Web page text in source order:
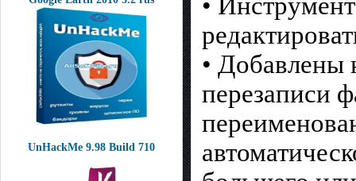
UnHackMe 9.98 Build 710
• Добавлены
перезаписи